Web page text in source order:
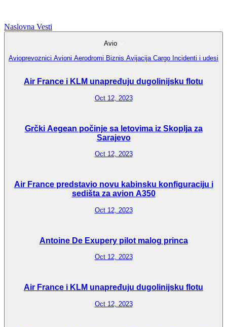
Naslovna Vesti
Avio
Avioprevoznici Avioni Aerodromi Biznis Avijacija Cargo Incidenti i udesi
Air France i KLM unapređuju dugolinijsku flotu
Oct 12, 2023
Grčki Aegean počinje sa letovima iz Skoplja za
Sarajevo
Oct 12, 2023
Air France predstavio novu kabinsku konfiguraciju i
sedišta za avion A350
Oct 12, 2023
Antoine De Exupery pilot malog princa
Oct 12, 2023
Air France i KLM unapređuju dugolinijsku flotu
Oct 12, 2023